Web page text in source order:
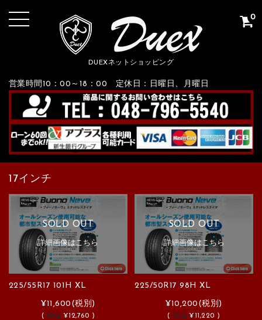
DUEXネットショッピング
営業時間10：00～18：00 定休日：日曜日、月曜日
0
17インチ
SOLD OUT
詳細画像はこちら
225/55R17 101H XL
¥11,600 (税別)
( 税込 ¥12,760 )
SOLD OUT
詳細画像はこちら
225/50R17 98H XL
¥10,200 (税別)
(税込 ¥11,220 )